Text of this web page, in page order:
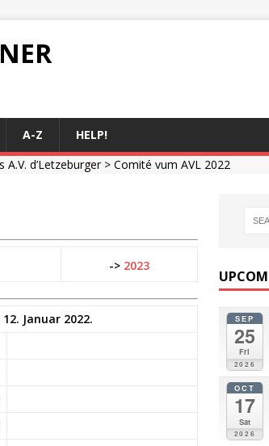
A-Z
HELP!
A.V. d’Letzeburger> Comité vum AVL 2022
-> 2023
Januar 2022.
SEP
25
Fri
2026
OCT
17
Sat
2026